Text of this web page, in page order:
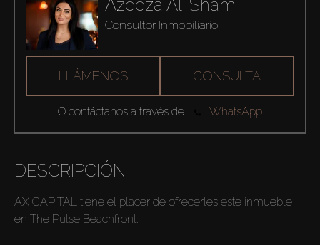
Azeeza Al-Sham
Consultor Inmobiliario
LLÁMENOS CONSULTA
O contáctanos a través de WhatsApp
DESCRIPCIÓN
AX CAPITAL tiene el placer de ofrecerles este inmueble
en The Pulse Beachfront.